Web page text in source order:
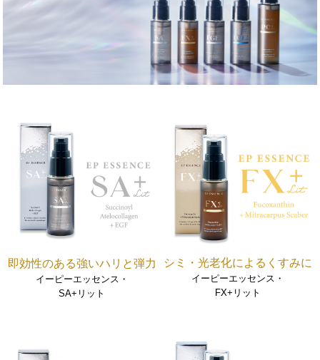
即効性のある強いハリと弾力
イーピーエッセンス・
SA+リット
シミ・光老化によるくすみに
イーピーエッセンス・
FX+リット